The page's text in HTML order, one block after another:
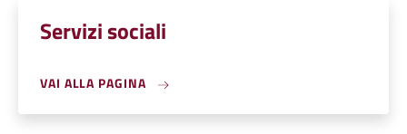
Servizi sociali
VAI ALLA PAGINA